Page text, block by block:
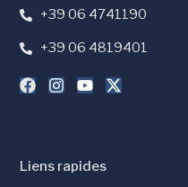
Liens rapides
+39 06 4741190
+39 06 4819401